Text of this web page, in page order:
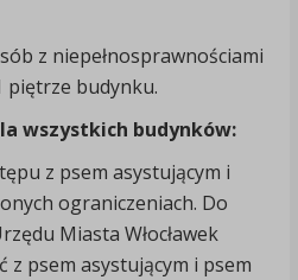
z niepełnosprawnościami
piętrze budynku.
wszystkich budynków:
z psem asystującym i
ograniczeniach. Do
Miasta Włocławek
z psem asystującym i psem